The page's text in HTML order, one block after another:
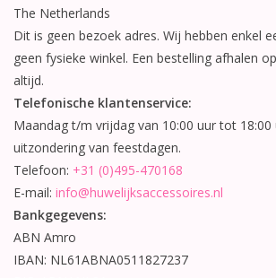
Betty Boop Huwelijk
Jubileum
Geboorte, Doop en
Communie
SALE
The Netherlands
Dit is geen bezoek adres. Wij hebben enkel
geen fysieke winkel. Een bestelling afhalen
altijd.
Telefonische klantenservice:
Maandag t/m vrijdag van 10:00 uur tot
uitzondering van feestdagen.
Telefoon: +31 (0)495-470168
E-mail: info@huwelijksaccessoires.nl
Bankgegevens:
ABN Amro
IBAN: NL61ABNA0511827237